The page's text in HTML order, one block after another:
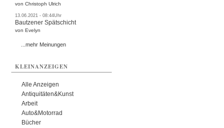
von Christoph Ulrich
13.06.2021 - 08:44Uhr
Bautzener Spätschicht
von Evelyn
...mehr Meinungen
KLEINANZEIGEN
Alle Anzeigen
Antiquitäten&Kunst
Arbeit
Auto&Motorrad
Bücher